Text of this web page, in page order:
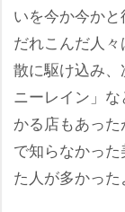
いを今か今か
だれこんだ人
散に駆け込み
ニーレイン」
かる店もあっ
で知らなかっ
た人が多かった